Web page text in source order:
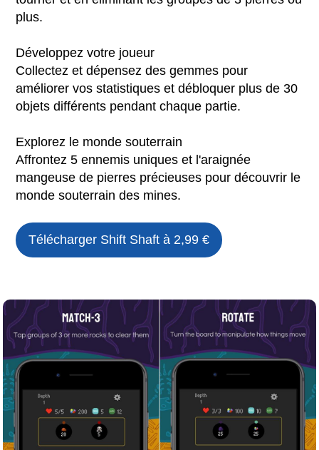
plus.
Développez votre joueur
Collectez et dépensez des gemmes pour
améliorer vos statistiques et débloquer plus de 30
objets différents pendant chaque partie.
Explorez le monde souterrain
Affrontez 5 ennemis uniques et l'araignée
mangeuse de pierres précieuses pour découvrir le
monde souterrain des mines.
Télécharger Shift Shaft à 2,99 €